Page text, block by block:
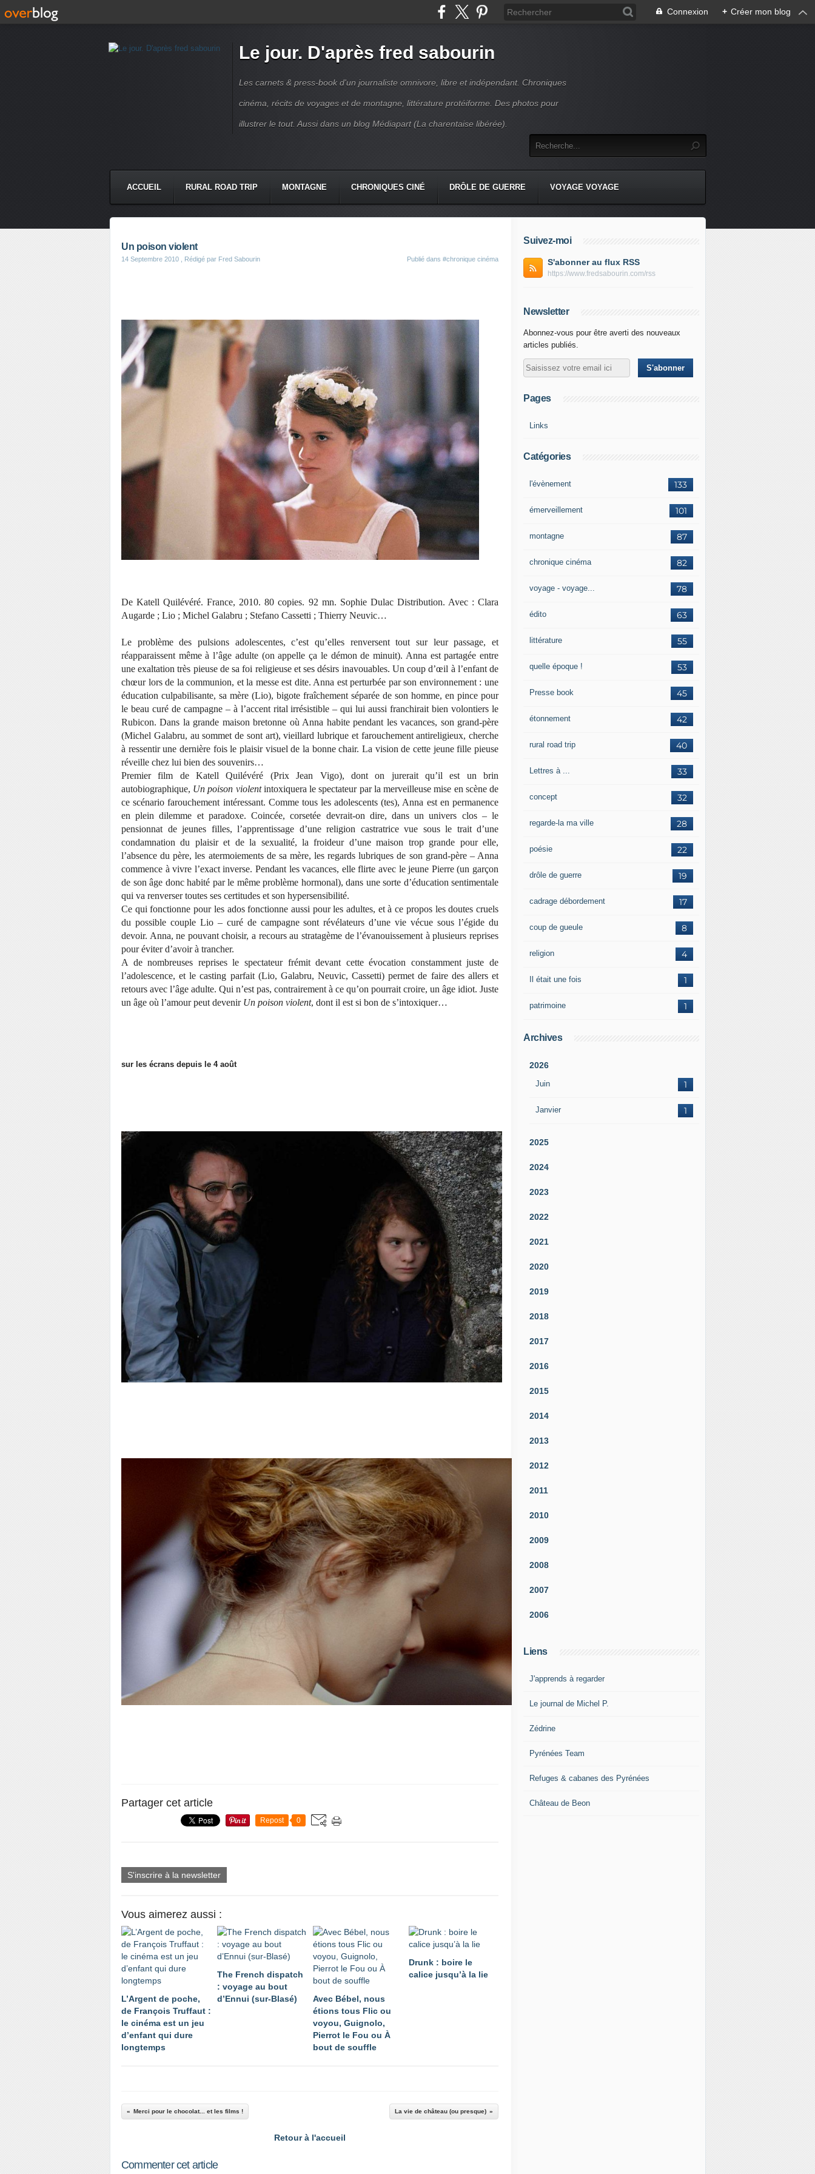
Connexion + Créer mon blog
Le jour. D'après fred sabourin
Les carnets & press-book d'un journaliste omnivore, libre et indépendant. Chroniques
cinéma, récits de voyages et de montagne, littérature protéiforme. Des photos pour
illustrer le tout. Aussi dans un blog Médiapart (La charentaise libérée).
ACCUEIL RURAL ROAD TRIP MONTAGNE CHRONIQUES CINÉ DRÔLE DE GUERRE VOYAGE VOYAGE
Un poison violent
14 Septembre 2010 , Rédigé par Fred Sabourin Publié dans #chronique cinéma
De Katell Quilévéré. France, 2010. 80 copies. 92 mn. Sophie Dulac Distribution. Avec : Clara
Augarde ; Lio ; Michel Galabru ; Stefano Cassetti ; Thierry Neuvic…
Le problème des pulsions adolescentes, c’est qu’elles renversent tout sur leur passage, et
réapparaissent même à l’âge adulte (on appelle ça le démon de minuit). Anna est partagée entre
une exaltation très pieuse de sa foi religieuse et ses désirs inavouables. Un coup d’œil à l’enfant de
chœur lors de la communion, et la messe est dite. Anna est perturbée par son environnement : une
éducation culpabilisante, sa mère (Lio), bigote fraîchement séparée de son homme, en pince pour
le beau curé de campagne – à l’accent rital irrésistible – qui lui aussi franchirait bien volontiers le
Rubicon. Dans la grande maison bretonne où Anna habite pendant les vacances, son grand-père
(Michel Galabru, au sommet de sont art), vieillard lubrique et farouchement antireligieux, cherche
à ressentir une dernière fois le plaisir visuel de la bonne chair. La vision de cette jeune fille pieuse
réveille chez lui bien des souvenirs…
Premier film de Katell Quilévéré (Prix Jean Vigo), dont on jurerait qu’il est un brin
autobiographique, Un poison violentintoxiquera le spectateur par la merveilleuse mise en scène de
ce scénario farouchement intéressant. Comme tous les adolescents (tes), Anna est en permanence
en plein dilemme et paradoxe. Coincée, corsetée devrait-on dire, dans un univers clos – le
pensionnat de jeunes filles, l’apprentissage d’une religion castratrice vue sous le trait d’une
condamnation du plaisir et de la sexualité, la froideur d’une maison trop grande pour elle,
l’absence du père, les atermoiements de sa mère, les regards lubriques de son grand-père – Anna
commence à vivre l’exact inverse. Pendant les vacances, elle flirte avec le jeune Pierre (un garçon
de son âge donc habité par le même problème hormonal), dans une sorte d’éducation sentimentale
qui va renverser toutes ses certitudes et son hypersensibilité.
Ce qui fonctionne pour les ados fonctionne aussi pour les adultes, et à ce propos les doutes cruels
du possible couple Lio – curé de campagne sont révélateurs d’une vie vécue sous l’égide du
devoir. Anna, ne pouvant choisir, a recours au stratagème de l’évanouissement à plusieurs reprises
pour éviter d’avoir à trancher.
A de nombreuses reprises le spectateur frémit devant cette évocation constamment juste de
l’adolescence, et le casting parfait (Lio, Galabru, Neuvic, Cassetti) permet de faire des allers et
retours avec l’âge adulte. Qui n’est pas, contrairement à ce qu’on pourrait croire, un âge idiot. Juste
un âge où l’amour peut devenir Un poison violent, dont il est si bon de s’intoxiquer…
sur les écrans depuis le 4 août
Partager cet article
Repost 0
S'inscrire à la newsletter
Vous aimerez aussi :
L’Argent de poche,
de François Truffaut :
le cinéma est un jeu
d’enfant qui dure
longtemps
The French dispatch
: voyage au bout
d’Ennui (sur-Blasé)
Avec Bébel, nous
étions tous Flic ou
voyou, Guignolo,
Pierrot le Fou ou À
bout de souffle
Drunk : boire le
calice jusqu’à la lie
Merci pour le chocolat... et les films ! La vie de château (ou presque)
Retour à l'accueil
Commenter cet article
Suivez-moi
S'abonner au flux RSS
https://www.fredsabourin.com/rss
Newsletter
Abonnez-vous pour être averti des nouveaux
articles publiés.
Pages
Links
Catégories
133
l'évènement
101
émerveillement
87
montagne
82
chronique cinéma
78
voyage - voyage...
63
édito
55
littérature
53
quelle époque !
45
Presse book
42
étonnement
40
rural road trip
33
Lettres à ...
32
concept
28
regarde-la ma ville
22
poésie
19
drôle de guerre
17
cadrage débordement
8
coup de gueule
4
religion
1
Il était une fois
1
patrimoine
Archives
2026
Juin 1
Janvier 1
2025
2024
2023
2022
2021
2020
2019
2018
2017
2016
2015
2014
2013
2012
2011
2010
2009
2008
2007
2006
Liens
J'apprends à regarder
Le journal de Michel P.
Zédrine
Pyrénées Team
Refuges & cabanes des Pyrénées
Château de Beon